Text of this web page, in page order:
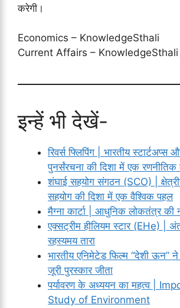
करेगी।
Economics – KnowledgeSthali
Current Affairs – KnowledgeSthali
इन्हें भी देखें-
रिवर्स फ्लिपिंग | भारतीय स्टार्टअप्स
पुनर्संरचना की दिशा में एक
शंघाई सहयोग संगठन (SCO) |
सहयोग की दिशा में एक वैश्विक पहल
मैग्ना कार्टा | आधुनिक लोकतंत्र की
एक्सट्रीम हीलियम स्टार (EHe) |
रहस्यमय तारा
भारतीय एनिमेटेड फिल्म “देशी ऊन”
जूरी पुरस्कार जीता
पर्यावरण के अध्ययन का महत्व |
Study of Environment